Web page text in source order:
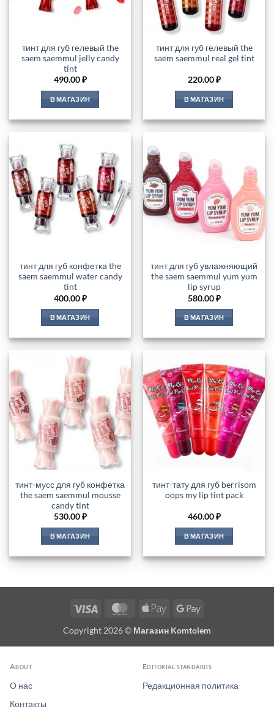
тинт для губ гелевый the
saem saemmul jelly candy
tint
490.00₽
В МАГАЗИН
тинт для губ гелевый the
saem saemmul real gel tint
220.00₽
В МАГАЗИН
тинт для губ конфетка the
saem saemmul water candy
tint
400.00₽
В МАГАЗИН
тинт для губ увлажняющий
the saem saemmul yum yum
lip syrup
580.00₽
В МАГАЗИН
тинт-мусс для губ конфетка
the saem saemmul mousse
candy tint
530.00₽
В МАГАЗИН
тинт-тату для губ berrisom
oops my lip tint pack
460.00₽
В МАГАЗИН
Visa MasterCardApple
Google
Copyright 2026 © Магазин Komtolem
About
О нас
Контакты
Editorial standards
Редакционная политика